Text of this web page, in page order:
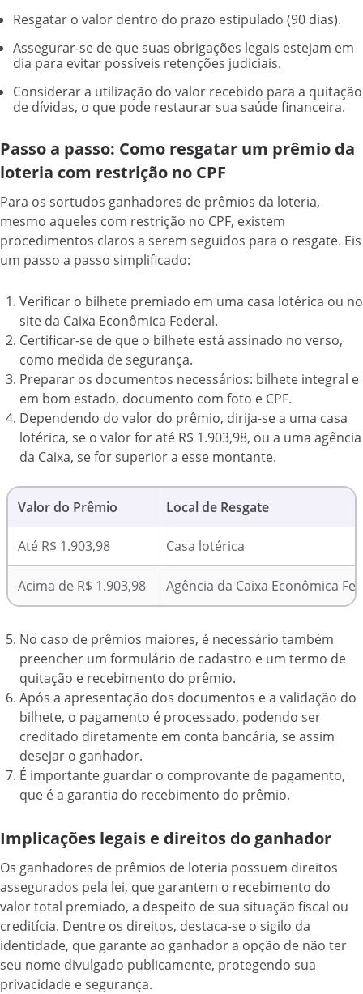
Resgatar o valor dentro do prazo estipulado (90 dias).
Assegurar-se de que suas obrigações legais estejam em
dia para evitar possíveis retenções judiciais.
Considerar a utilização do valor recebido para a quitação
de dívidas, o que pode restaurar sua saúde financeira.
Passo a passo: Como resgatar um prêmio da
loteria com restrição no CPF
Para os sortudos ganhadores de prêmios da loteria,
mesmo aqueles com restrição no CPF, existem
procedimentos claros a serem seguidos para o resgate. Eis
um passo a passo simplificado:
Verificar o bilhete premiado em uma casa lotérica ou no
site da Caixa Econômica Federal.
Certificar-se de que o bilhete está assinado no verso,
como medida de segurança.
Preparar os documentos necessários: bilhete integral e
em bom estado, documento com foto e CPF.
Dependendo do valor do prêmio, dirija-se a uma casa
lotérica, se o valor for até R$ 1.903,98, ou a uma agência
da Caixa, se for superior a esse montante.
Valor do Prêmio Local de Resgate
Até R$ 1.903,98 Casa lotérica
Acima de R$ 1.903,98 Agência da Caixa Econômica
No caso de prêmios maiores, é necessário também
preencher um formulário de cadastro e um termo de
quitação e recebimento do prêmio.
Após a apresentação dos documentos e a validação do
bilhete, o pagamento é processado, podendo ser
creditado diretamente em conta bancária, se assim
desejar o ganhador.
É importante guardar o comprovante de pagamento,
que é a garantia do recebimento do prêmio.
Implicações legais e direitos do ganhador
Os ganhadores de prêmios de loteria possuem direitos
assegurados pela lei, que garantem o recebimento do
valor total premiado, a despeito de sua situação fiscal ou
creditícia. Dentre os direitos, destaca-se o sigilo da
identidade, que garante ao ganhador a opção de não ter
seu nome divulgado publicamente, protegendo sua
privacidade e segurança.